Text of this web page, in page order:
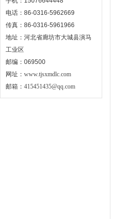
电话：86-0316-5962669
传真：86-0316-5961966
地址：河北省廊坊市大城县演马
工业区
邮编：069500
网址： www.tjsxmdlc.com
邮箱： 415451435@qq.com